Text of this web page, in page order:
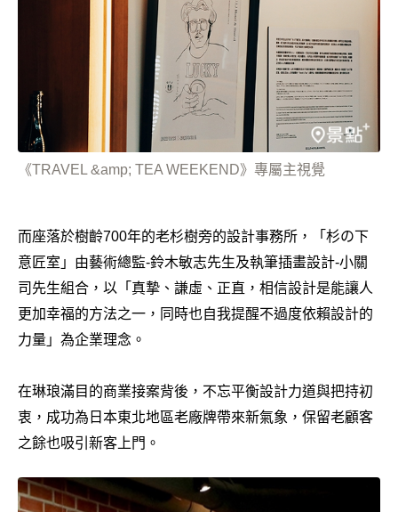
《TRAVEL &amp; TEA WEEKEND》專屬主視覺
而座落於樹齡700年的老杉樹旁的設計事務所，「杉の下
意匠室」由藝術總監-鈴木敏志先生及執筆插畫設計-小關
司先生組合，以「真摯、謙虛、正直，相信設計是能讓人
更加幸福的方法之一，同時也自我提醒不過度依賴設計的
力量」為企業理念。
在琳琅滿目的商業接案背後，不忘平衡設計力道與把持初
衷，成功為日本東北地區老廠牌帶來新氣象，保留老顧客
之餘也吸引新客上門。